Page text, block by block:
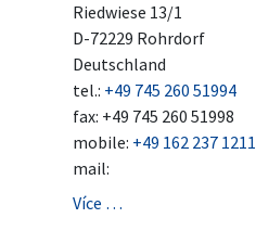
Riedwiese 13/1
D-72229 Rohrdorf
Deutschland
tel.: +49 745 260 51994
fax: +49 745 260 51998
mobile: +49 162 237 1211
mail:
Více …